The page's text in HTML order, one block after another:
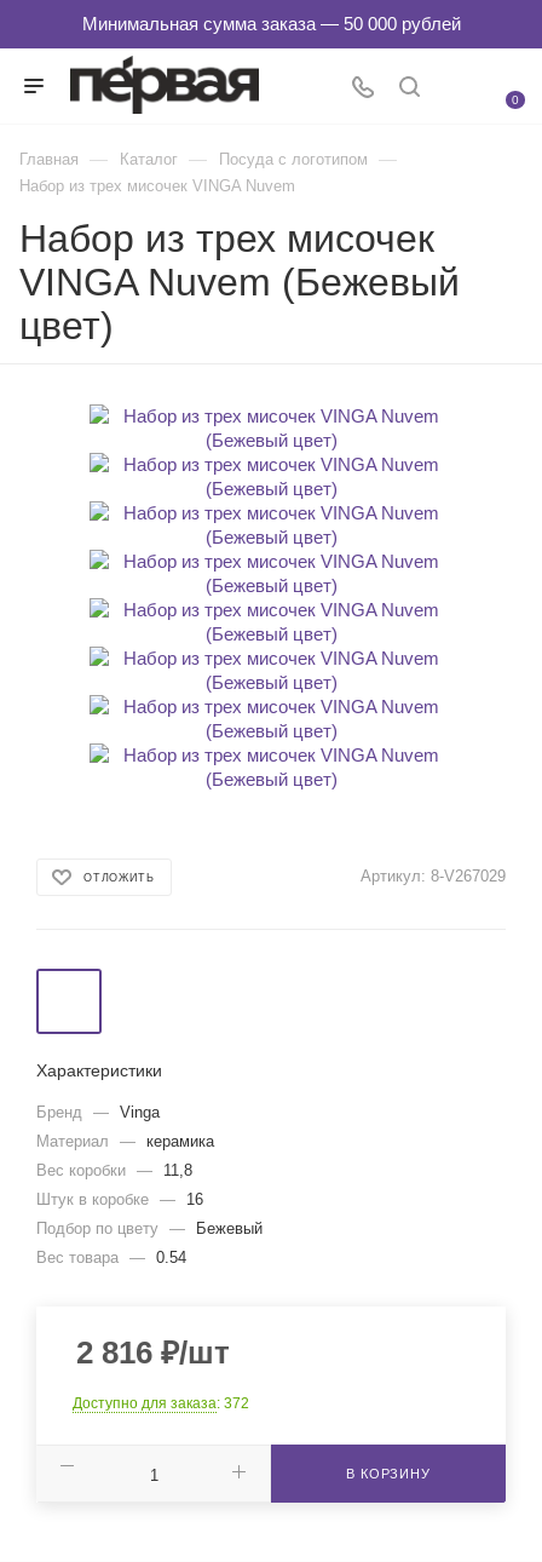
0
Главная — Каталог — Посуда с логотипом —
Набор из трех мисочек VINGA Nuvem
Набор из трех мисочек
VINGA Nuvem (Бежевый
цвет)
ОТЛОЖИТЬ Артикул: 8-V267029
Характеристики
Бренд — Vinga
Материал
— керамика
Вес коробки —
11,8
Штук в коробке —
16
Подбор по цвету —
Бежевый
Вес товара — 0.54
2 816 ₽/шт
Доступно для заказа: 372
В КОРЗИНУ